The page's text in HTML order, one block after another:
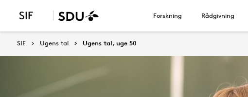
Forskning Rådgivning
SIF Ugens tal Ugens tal, uge 50